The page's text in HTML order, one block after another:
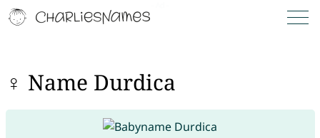
♀ Name Durdica